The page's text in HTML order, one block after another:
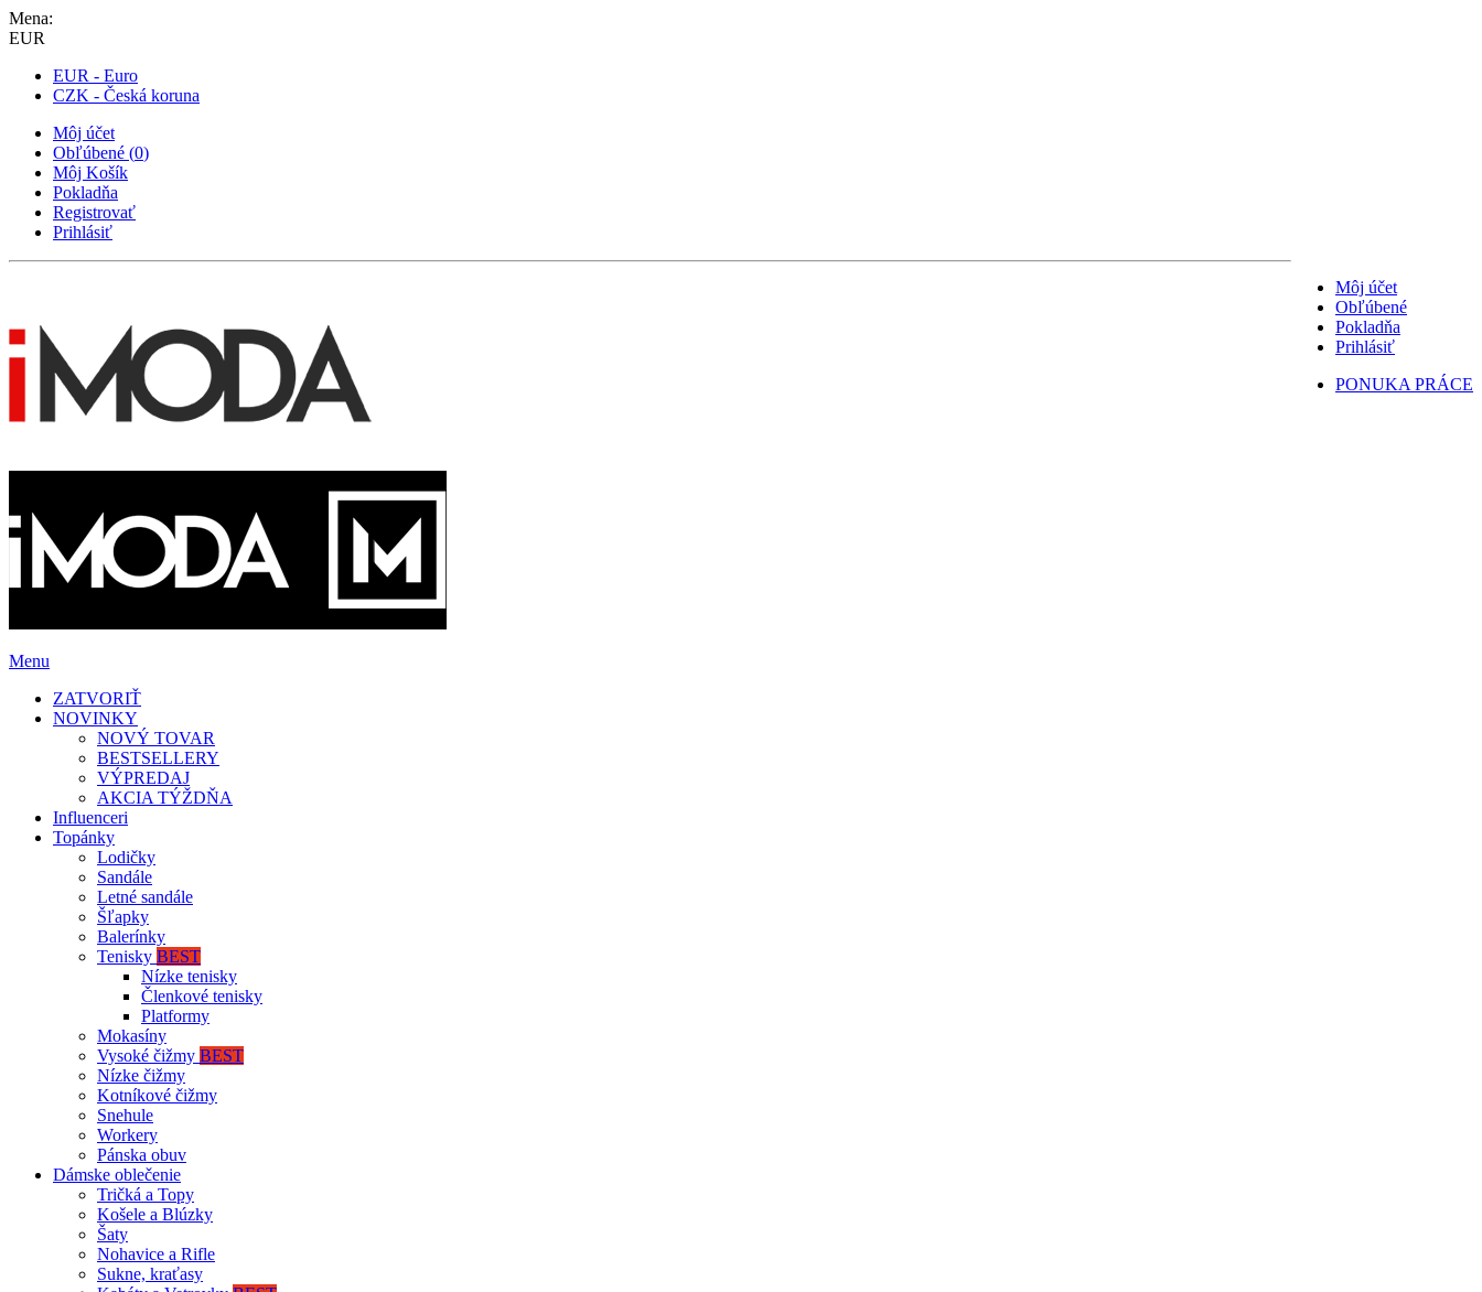
Mena:
EUR
EUR - Euro
CZK - Česká koruna
Môj účet
Obľúbené (0)
Môj Košík
Pokladňa
Registrovať
Prihlásiť
Môj účet
Obľúbené
Pokladňa
Prihlásiť
PONUKA PRÁCE
Menu
ZATVORIŤ
NOVINKY
NOVÝ TOVAR
BESTSELLERY
VÝPREDAJ
AKCIA TÝŽDŇA
Influenceri
Topánky
Lodičky
Sandále
Letné sandále
Šľapky
Balerínky
Tenisky BEST
Nízke tenisky
Členkové tenisky
Platformy
Mokasíny
Vysoké čižmy BEST
Nízke čižmy
Kotníkové čižmy
Snehule
Workery
Pánska obuv
Dámske oblečenie
Tričká a Topy
Košele a Blúzky
Šaty
Nohavice a Rifle
Sukne, kraťasy